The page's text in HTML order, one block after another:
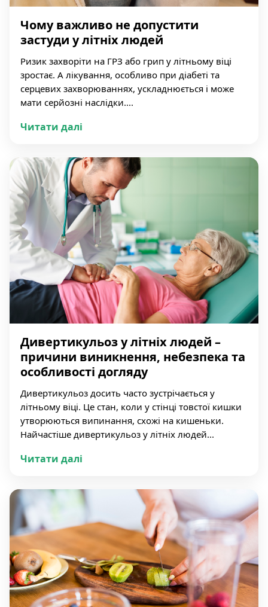
Чому важливо не допустити
застуди у літніх людей
Ризик захворіти на ГРЗ або грип у літньому віці
зростає. А лікування, особливо при діабеті та
серцевих захворюваннях, ускладнюється і може
мати серйозні наслідки....
Читати далі
Дивертикульоз у літніх людей –
причини виникнення, небезпека та
особливості догляду
Дивертикульоз досить часто зустрічається у
літньому віці. Це стан, коли у стінці товстої кишки
утворюються випинання, схожі на кишеньки.
Найчастіше дивертикульоз у літніх людей...
Читати далі